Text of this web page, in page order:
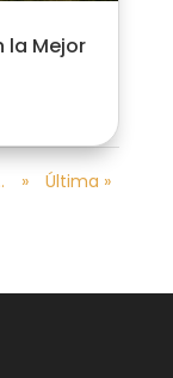
la Mejor
» Última »